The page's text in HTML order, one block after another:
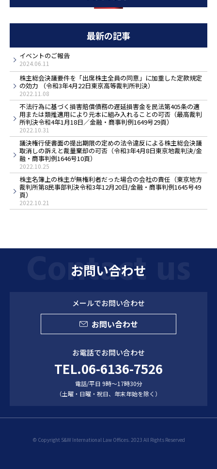
最新の記事
イベントのご報告
2024.06.11
株主総会決議要件を「出席株主全員の同意」に加重した定款規定
の効力 （令和3年4月22日東京高等裁判所判決）
2022.11.08
不法行為に基づく損害賠償債務の遅延損害金を民法第405条の適
用または類推適用により元本に組み入れることの可否（最高裁判
所判決令和4年1月18日／金融・商事判例1649号29頁）
2022.10.31
議決権行使書面の提出期限の定めの法令違反による株主総会決議
取消しの訴えと裁量棄却の可否（令和3年4月8日東京地裁判決/金
融・商事判例1646号10頁）
2022.10.25
株主名簿上の株主が無権利者だった場合の会社の責任（東京地方
裁判所第8民事部判決令和3年12月20日/金融・商事判例1645号49
頁）
2022.10.21
お問い合わせ
メールでお問い合わせ
お問い合わせ
お電話でお問い合わせ
TEL.06-6136-7526
電話/平日 9時～17時30分
（土曜・日曜・祝日、年末年始を除く）
© Copyright S&W International Law Offices. 2023 All Rights Reserved